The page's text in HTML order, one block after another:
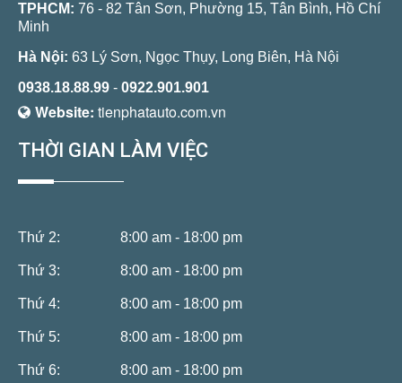
TPHCM: 76 - 82 Tân Sơn, Phường 15, Tân Bình, Hồ Chí
Minh
Hà Nội: 63 Lý Sơn, Ngọc Thụy, Long Biên, Hà Nội
0938.18.88.99 - 0922.901.901
Website: tienphatauto.com.vn
THỜI GIAN LÀM VIỆC
Thứ 2: 8:00 am - 18:00 pm
Thứ 3: 8:00 am - 18:00 pm
Thứ 4: 8:00 am - 18:00 pm
Thứ 5: 8:00 am - 18:00 pm
Thứ 6: 8:00 am - 18:00 pm